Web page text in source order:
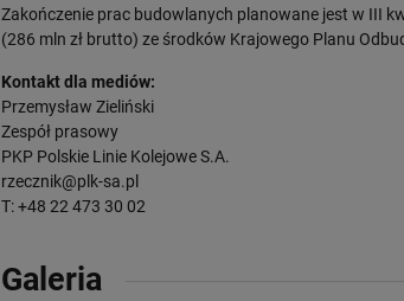
Zakończenie prac budowlanych planowane jest w III
(286 mln zł brutto) ze środków Krajowego Planu
Kontakt dla mediów:
Przemysław Zieliński
Zespół prasowy
PKP Polskie Linie Kolejowe S.A.
rzecznik@plk-sa.pl
T: +48 22 473 30 02
Galeria